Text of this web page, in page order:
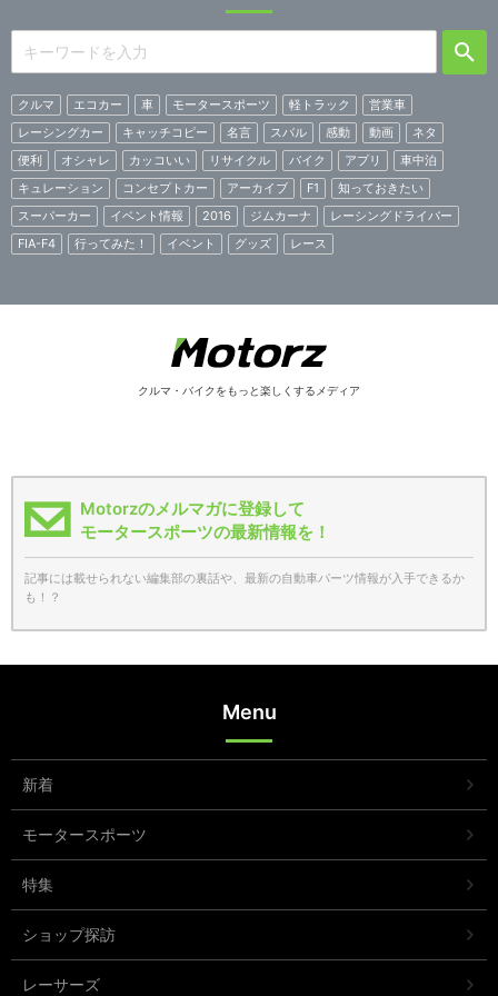
クルマ エコカー 車 モータースポーツ 軽トラック
営業車
レーシングカー
キャッチコピー 名言 スバル 感動 動画
ネタ
便利
オシャレ カッコいい リサイクル バイク アプリ
車中泊
キュレーション
コンセプトカー アーカイブ F1
知っておきたい
スーパーカー
イベント情報 2016 ジムカーナ
レーシングドライバー
FIA-F4
行ってみた！ イベント グッズ レース
クルマ・バイクをもっと楽しくするメディア
Motorzのメルマガに登録して
モータースポーツの最新情報を！
記事には載せられない編集部の裏話や、最新の自動車パーツ情報が入手できるか
も！？
Menu
新着
モータースポーツ
特集
ショップ探訪
レーサーズ